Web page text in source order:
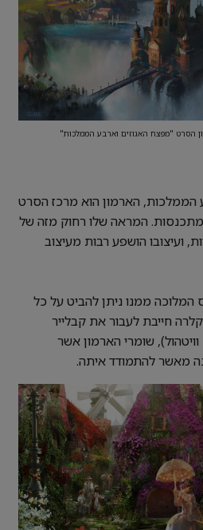
הסרט "מפצח האגוזים וארבע הממלכות"
הממלכות, הארמון הוא מרכז הסרט
המראה שלו רחוק מזה של
ועיצובו הושפע רבות מעיצוב
ממנו ניתן להביט על כל
חייבת לעבור את קבלייר
וויטהול), שומרי הארמון אשר
מאשר להתמודד איתה.